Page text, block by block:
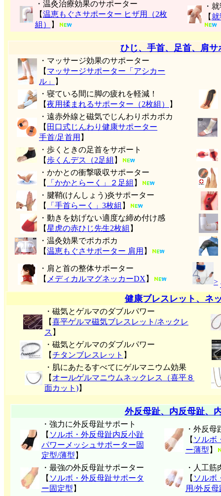
・温灸治療効果のサポーター
【温恵もぐさサポーター ヒザ用（2枚
組）
】
・
【
ひじ、手首、足首、肩サ
・マッサージ効果のサポーター
【 マッサージサポーター「アシカー
ル」
】
・寝ている間に脚の疲れを軽減！
【夜用揉まれるサポーター（2枚組） 】
・遠赤外線と磁気でじんわりポカポカ
【 田口式じんわり健康サポーター
手首/足首用 】
・歩くときの足首をサポート
【歩くんデス（2足組 】
・かかとの衝撃吸収サポーター
【
「かかとらーく」２足組 】
・腱鞘(けんしょう)炎サポーター
【
「手首らーく」3枚組 】
・動きを妨げない適度な締め付け感
【星虎の赤ひじ先生2枚組 】
・温灸効果でポカポカ
【温恵もぐさサポーター 肩用 】
・肩と首の整体サポーター
【 メディカルマグネッカーDX 】 >
健康ブレスレット、ネ
・磁気とゲルマのダブルパワー
【喜平ゲルマ磁気ブレスレット/ネックレ
ス 】
・磁気とゲルマのダブルパワー
【チタンブレスレット 】
・肌にあたるすべてにゲルマニウム効果
【 オールゲルマニウムネックレス（喜平８
面カット)】
外反母趾、内反母趾、
・強力に外反母趾サポート
【 ソルボ・外反母趾内反小趾
パワーメッシュサポーター固
定型/薄型 】
・外反
【 ソルボ
ー薄型 】
・最強の外反母趾サポーター
【 ソルボ・外反母趾サポータ
ー固定型 】
・人工筋
【 ソルボ
用/外反